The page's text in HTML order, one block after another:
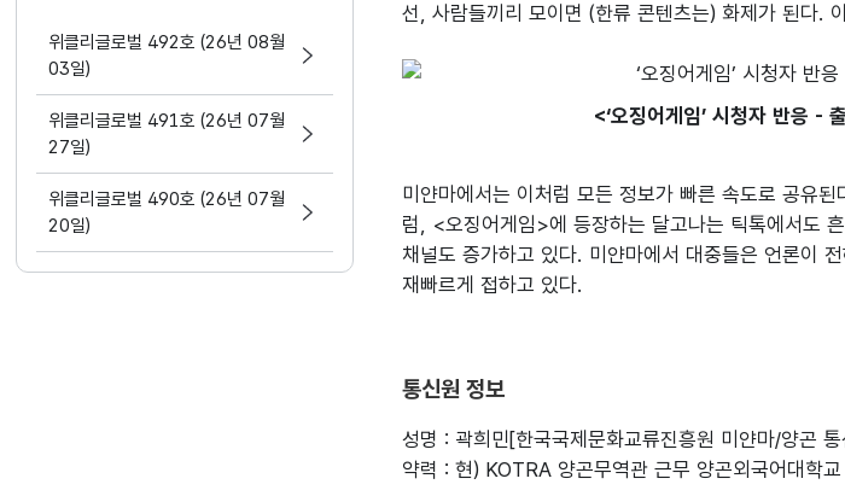
위클리글로벌 492호 (26년 08월
03일)
위클리글로벌 491호 (26년 07월
27일)
위클리글로벌 490호 (26년 07월
20일)
선, 사람들끼리 모이면 (한류 콘텐츠는) 화제가 된다.
<‘오징어게임’ 시청자 반
미얀마에서는 이처럼 모든 정보가 빠른 속도로 공유
럼, <오징어게임>에 등장하는 달고나는 틱톡에서도
채널도 증가하고 있다. 미얀마에서 대중들은 언론이
재빠르게 접하고 있다.
통신원 정보
성명 : 곽희민[한국국제문화교류진흥원 미얀마/양곤 통
약력 : 현) KOTRA 양곤무역관 근무 양곤외국어대학